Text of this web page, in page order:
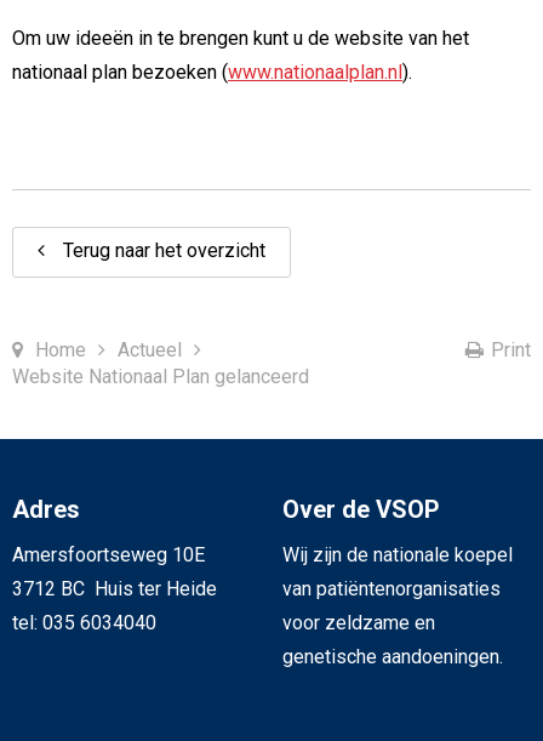
Om uw ideeën in te brengen kunt u de website van het
nationaal plan bezoeken (www.nationaalplan.nl).
Terug naar het overzicht
Home
Actueel
Website Nationaal Plan gelanceerd
Print
Adres
Amersfoortseweg 10E
3712 BC Huis ter Heide
tel: 035 6034040
Over de VSOP
Wij zijn de nationale koepel
van patiëntenorganisaties
voor zeldzame en
genetische aandoeningen.